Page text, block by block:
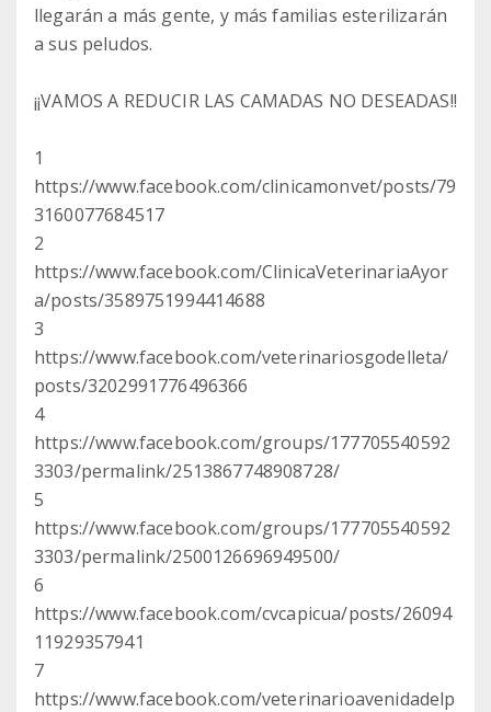
llegarán a más gente, y más familias esterilizarán
a sus peludos.
¡¡VAMOS A REDUCIR LAS CAMADAS NO DESEADAS!!
1
https://www.facebook.com/clinicamonvet/posts/79
3160077684517
2
https://www.facebook.com/ClinicaVeterinariaAyor
a/posts/3589751994414688
3
https://www.facebook.com/veterinariosgodelleta/
posts/3202991776496366
4
https://www.facebook.com/groups/177705540592
3303/permalink/2513867748908728/
5
https://www.facebook.com/groups/177705540592
3303/permalink/2500126696949500/
6
https://www.facebook.com/cvcapicua/posts/26094
11929357941
7
https://www.facebook.com/veterinarioavenidadelp